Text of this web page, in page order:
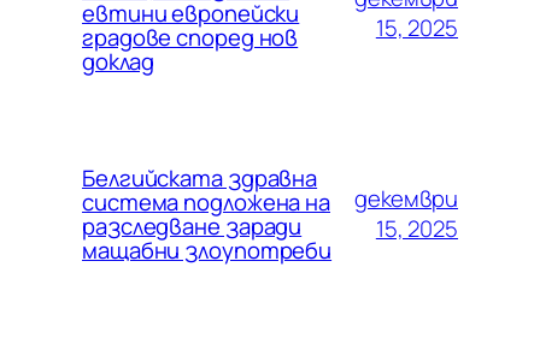
евтини европейски
градове според нов
доклад
15, 2025
Белгийската здравна
система подложена на
разследване заради
мащабни злоупотреби
декември
15, 2025